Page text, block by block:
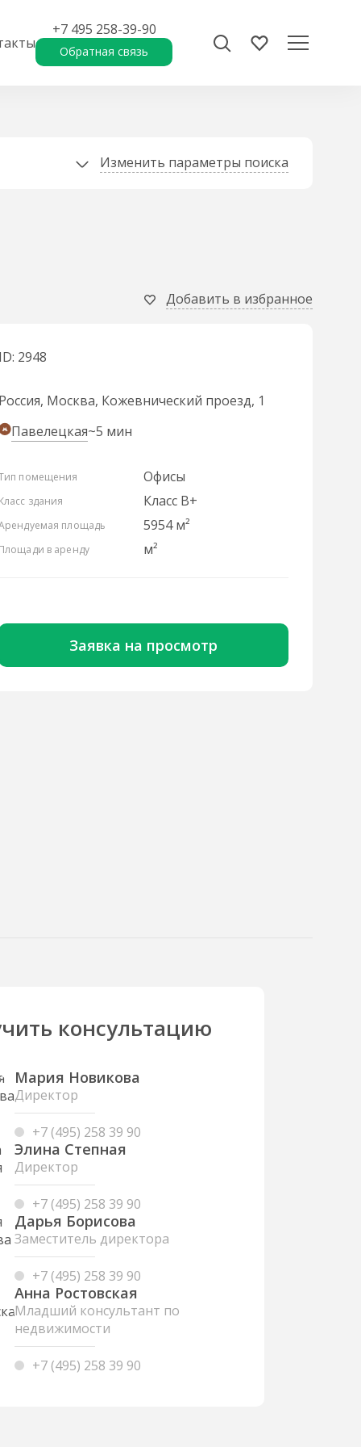
+7 495 258-39-90
Обратная связь
Изменить параметры поиска
Добавить в избранное
2948
Москва, Кожевнический проезд, 1
Павелецкая~5 мин
помещения Офисы
здания Класс B+
площадь 5954 м²
в аренду м²
Заявка на просмотр
консультацию
Мария Новикова
Директор
+7 (495) 258 39 90
Элина Степная
Директор
+7 (495) 258 39 90
Дарья Борисова
Заместитель директора
+7 (495) 258 39 90
Анна Ростовская
Младший консультант по
недвижимости
+7 (495) 258 39 90